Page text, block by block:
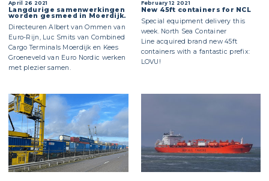
April 26 2021
Langdurige samenwerkingen
worden gesmeed in Moerdijk.
Directeuren Albert van Ommen van
Euro-Rijn, Luc Smits van Combined
Cargo Terminals Moerdijk en Kees
Groeneveld van Euro Nordic werken
met plezier samen.
February 12 2021
New 45ft containers for NCL
Special equipment delivery this
week. North Sea Container
Line acquired brand new 45ft
containers with a fantastic prefix:
LOVU!